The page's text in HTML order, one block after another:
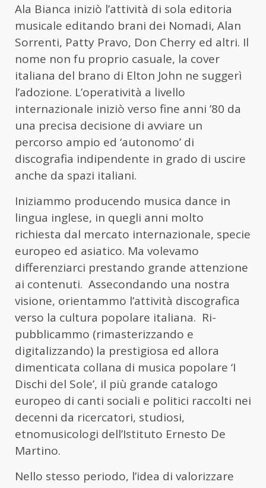
Ala Bianca iniziò l’attività di sola editoria
musicale editando brani dei Nomadi, Alan
Sorrenti, Patty Pravo, Don Cherry ed altri. Il
nome non fu proprio casuale, la cover
italiana del brano di Elton John ne suggerì
l’adozione. L’operatività a livello
internazionale iniziò verso fine anni ’80 da
una precisa decisione di avviare un
percorso ampio ed ‘autonomo’ di
discografia indipendente in grado di uscire
anche da spazi italiani.
Iniziammo producendo musica dance in
lingua inglese, in quegli anni molto
richiesta dal mercato internazionale, specie
europeo ed asiatico. Ma volevamo
differenziarci prestando grande attenzione
ai contenuti. Assecondando una nostra
visione, orientammo l’attività discografica
verso la cultura popolare italiana. Ri-
pubblicammo (rimasterizzando e
digitalizzando) la prestigiosa ed allora
dimenticata collana di musica popolare ‘I
Dischi del Sole’, il più grande catalogo
europeo di canti sociali e politici raccolti nei
decenni da ricercatori, studiosi,
etnomusicologi dell’Istituto Ernesto De
Martino.
Nello stesso periodo, l’idea di valorizzare